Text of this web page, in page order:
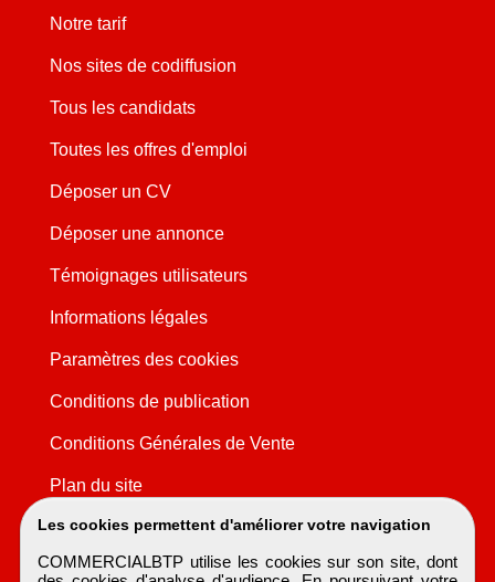
Les cookies permettent d'améliorer votre navigation
COMMERCIALBTP utilise les cookies sur son site, dont
Notre tarif
Nos sites de codiffusion
Tous les candidats
Toutes les offres d'emploi
Déposer un CV
Déposer une annonce
Témoignages utilisateurs
Informations légales
Paramètres des cookies
Conditions de publication
Conditions Générales de Vente
Plan du site